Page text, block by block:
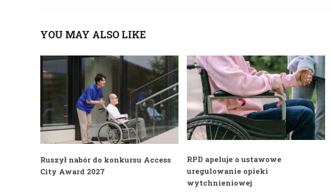
YOU MAY ALSO LIKE
Ruszył nabór do konkursu Access
City Award 2027
RPD apeluje o ustawowe
uregulowanie opieki
wytchnieniowej